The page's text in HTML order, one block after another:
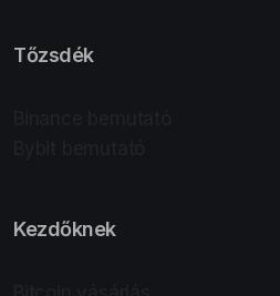
Tőzsdék
Kezdőknek